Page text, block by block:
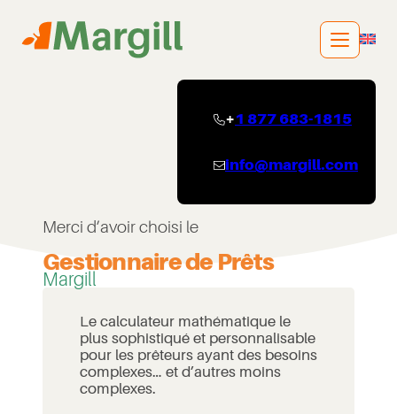
contenu
+1 877 683-1815
info@margill.com
Merci d’avoir choisi le
Gestionnaire de Prêts
Margill
Le calculateur mathématique le
plus sophistiqué et personnalisable
pour les prêteurs ayant des besoins
complexes… et d’autres moins
complexes.